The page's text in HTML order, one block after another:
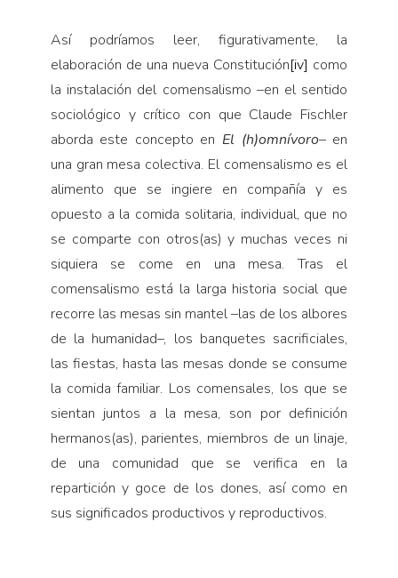
Así podríamos leer, figurativamente, la
elaboración de una nueva Constitución[iv] como
la instalación del comensalismo –en el sentido
sociológico y crítico con que Claude Fischler
aborda este concepto en El (h)omnívoro– en
una gran mesa colectiva. El comensalismo es el
alimento que se ingiere en compañía y es
opuesto a la comida solitaria, individual, que no
se comparte con otros(as) y muchas veces ni
siquiera se come en una mesa. Tras el
comensalismo está la larga historia social que
recorre las mesas sin mantel –las de los albores
de la humanidad–, los banquetes sacrificiales,
las fiestas, hasta las mesas donde se consume
la comida familiar. Los comensales, los que se
sientan juntos a la mesa, son por definición
hermanos(as), parientes, miembros de un linaje,
de una comunidad que se verifica en la
repartición y goce de los dones, así como en
sus significados productivos y reproductivos.